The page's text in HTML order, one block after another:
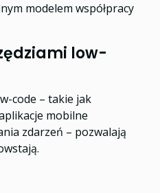
modelem współpracy
low-
code – takie jak
mobilne
zdarzeń – pozwalają